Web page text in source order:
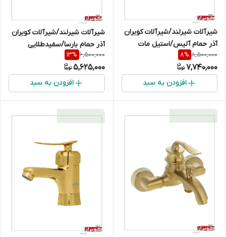
شیرآلات شیرلند/شیرآلات کویران
آذر حمام آلیس/استیل مات
8,500,000
8%
7,740,000
افزودن به سبد
شیرآلات شیرلند/شیرآلات کویران
آذر حمام بارسا/سفیدطلایی
6,500,000
13%
5,625,000
افزودن به سبد